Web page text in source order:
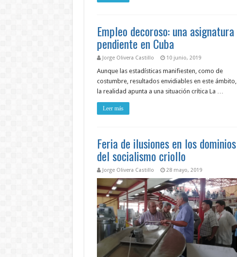
Empleo decoroso: una asignatura
pendiente en Cuba
Jorge Olivera Castillo 10 junio, 2019
Aunque las estadísticas manifiesten, como de
costumbre, resultados envidiables en este ámbito,
la realidad apunta a una situación crítica La …
Leer más
Feria de ilusiones en los dominios
del socialismo criollo
Jorge Olivera Castillo 28 mayo, 2019